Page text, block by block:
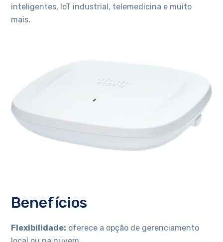
inteligentes, IoT industrial, telemedicina e muito
mais.
Benefícios
Flexibilidade: oferece a opção de gerenciamento